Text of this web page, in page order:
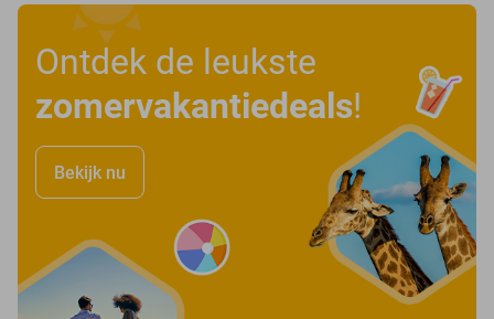
Ontdek de leukste
zomervakantiedeals!
Bekijk nu